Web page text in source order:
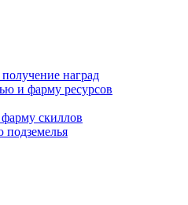
наград
и фарму ресурсов
скиллов